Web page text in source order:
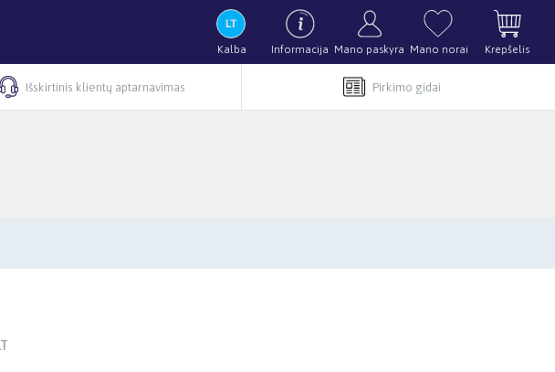
Kalba Informacija Mano paskyra Mano norai Krepšelis
Išskirtinis klientų aptarnavimas Pirkimo gidai